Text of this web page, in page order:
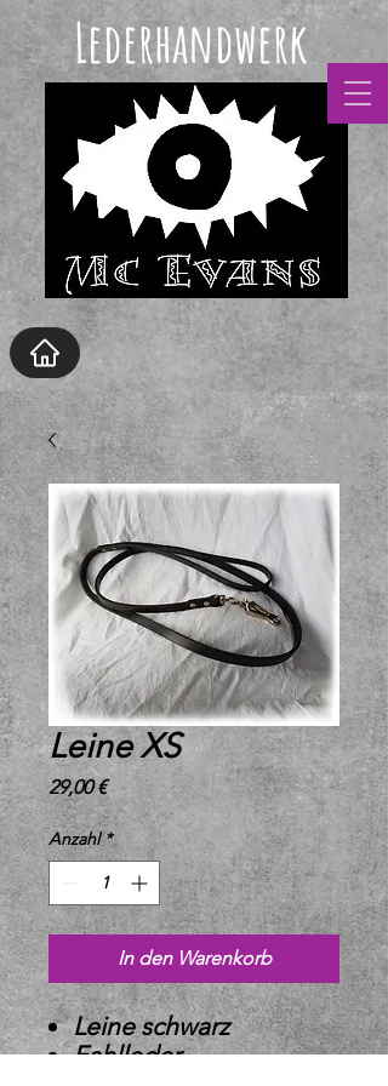
Lederhandwerk
Leine XS
29,00 €Preis
Anzahl *
In den Warenkorb
Leine schwarz
Fahlleder